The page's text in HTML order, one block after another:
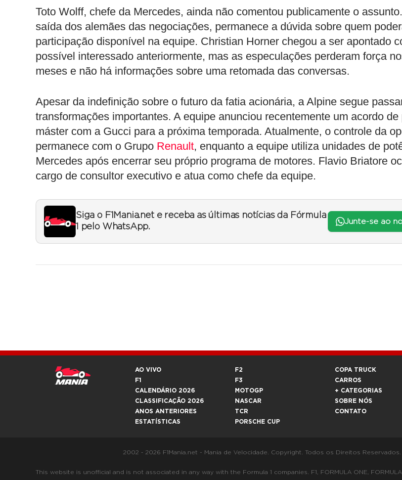
Toto Wolff, chefe da Mercedes, ainda não comentou publicamente o
saída dos alemães das negociações, permanece a dúvida sobre quem
participação disponível na equipe. Christian Horner chegou a ser apontado
possível interessado anteriormente, mas as especulações perderam força
meses e não há informações sobre uma retomada das conversas.
Apesar da indefinição sobre o futuro da fatia acionária, a Alpine segue
transformações importantes. A equipe anunciou recentemente um acordo
máster com a Gucci para a próxima temporada. Atualmente, o controle da
permanece com o Grupo Renault, enquanto a equipe utiliza unidades de
Mercedes após encerrar seu próprio programa de motores. Flavio Briatore
cargo de consultor executivo e atua como chefe da equipe.
Siga o F1Mania.net e receba as últimas notícias da Fórmula
1 pelo WhatsApp.
Junte-se ao
AO VIVO
F1
CALENDÁRIO 2026
CLASSIFICAÇÃO 2026
ANOS ANTERIORES
ESTATÍSTICAS
F2
F3
MOTOGP
NASCAR
TCR
PORSCHE CUP
COPA TRUCK
CARROS
+ CATEGORIAS
SOBRE NÓS
CONTATO
2002 - 2026 F1Mania.net - Mania de Velocidade. Copyright. Todos os Direitos Reservados.
This website is unofficial and is not associated in any way with the Formula 1 companies. F1, FORMULA ONE, FORMULA